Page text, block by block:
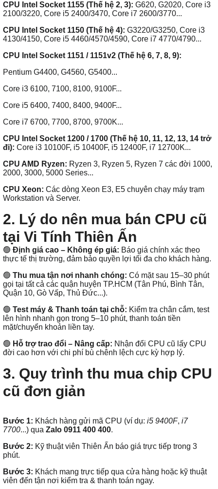
CPU Intel Socket 1155 (Thế hệ 2, 3): G620, G2020, Core i3
2100/3220, Core i5 2400/3470, Core i7 2600/3770...
CPU Intel Socket 1150 (Thế hệ 4): G3220/G3250, Core i3
4130/4150, Core i5 4460/4570/4590, Core i7 4770/4790...
CPU Intel Socket 1151 / 1151v2 (Thế hệ 6, 7, 8, 9):
Pentium G4400, G4560, G5400...
Core i3 6100, 7100, 8100, 9100F...
Core i5 6400, 7400, 8400, 9400F...
Core i7 6700, 7700, 8700, 9700K...
CPU Intel Socket 1200 / 1700 (Thế hệ 10, 11, 12, 13, 14 trở
đi): Core i3 10100F, i5 10400F, i5 12400F, i7 12700K...
CPU AMD Ryzen: Ryzen 3, Ryzen 5, Ryzen 7 các đời 1000,
2000, 3000, 5000 Series...
CPU Xeon: Các dòng Xeon E3, E5 chuyên chạy máy trạm
Workstation và Server.
2. Lý do nên mua bán CPU cũ
tại Vi Tính Thiên Ấn
🟢 Định giá cao – Không ép giá: Báo giá chính xác theo
thực tế thị trường, đảm bảo quyền lợi tối đa cho khách hàng.
🟢 Thu mua tận nơi nhanh chóng: Có mặt sau 15–30 phút
gọi tại tất cả các quận huyện TP.HCM (Tân Phú, Bình Tân,
Quận 10, Gò Vấp, Thủ Đức...).
🟢 Test máy & Thanh toán tại chỗ: Kiểm tra chân cắm, test
lên hình nhanh gọn trong 5–10 phút, thanh toán tiền
mặt/chuyển khoản liền tay.
🟢 Hỗ trợ trao đổi – Nâng cấp: Nhận đổi CPU cũ lấy CPU
đời cao hơn với chi phí bù chênh lệch cực kỳ hợp lý.
3. Quy trình thu mua chip CPU
cũ đơn giản
Bước 1: Khách hàng gửi mã CPU (ví dụ: i5 9400F, i7
7700...) qua Zalo 0911 400 400.
Bước 2: Kỹ thuật viên Thiên Ấn báo giá trực tiếp trong 3
phút.
Bước 3: Khách mang trực tiếp qua cửa hàng hoặc kỹ thuật
viên đến tận nơi kiểm tra & thanh toán ngay.